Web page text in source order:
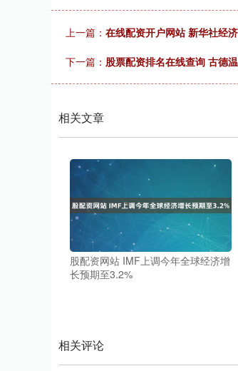
上一篇： 在线配资开户网站 新华社经
下一篇： 股票配资排名在线查询 古德
相关文章
股配资网站 IMF上调今年全球经济增
长预期至3.2%
相关评论